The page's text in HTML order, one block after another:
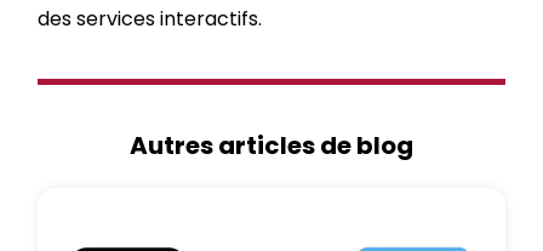
des services interactifs.
Autres articles de blog